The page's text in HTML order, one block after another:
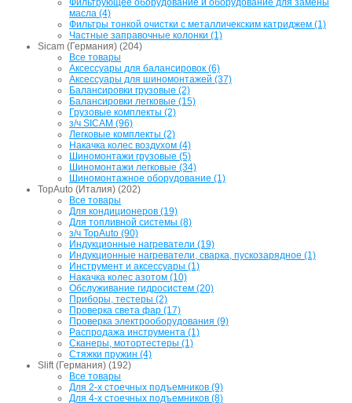
масла (4)
Фильтры тонкой очистки с металличекским катриджем (1)
Частные заправочные колонки (1)
Sicam (Германия) (204)
Все товары
Аксессуары для балансировок (6)
Аксессуары для шиномонтажей (37)
Балансировки грузовые (2)
Балансировки легковые (15)
Грузовые комплекты (2)
з/ч SICAM (96)
Легковые комплекты (2)
Накачка колес воздухом (4)
Шиномонтажи грузовые (5)
Шиномонтажи легковые (34)
Шиномонтажное оборудование (1)
TopAuto (Италия) (202)
Все товары
Для кондиционеров (19)
Для топливной системы (8)
з/ч TopAuto (90)
Индукционные нагреватели (19)
Индукционные нагреватели, сварка, пускозарядное (1)
Инструмент и аксессуары (1)
Накачка колес азотом (10)
Обслуживание гидросистем (20)
Приборы, тестеры (2)
Проверка света фар (17)
Проверка электрооборудования (9)
Распродажа инструмента (1)
Сканеры, мотортестеры (1)
Стяжки пружин (4)
Slift (Германия) (192)
Все товары
Для 2-х стоечных подъемников (9)
Для 4-х стоечных подъемников (8)